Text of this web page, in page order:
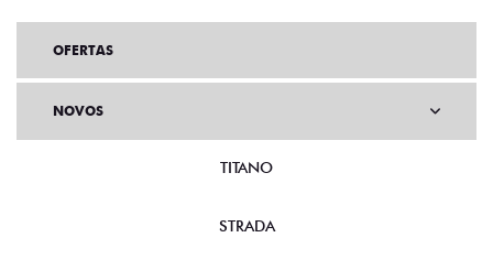
OFERTAS
NOVOS
TITANO
STRADA